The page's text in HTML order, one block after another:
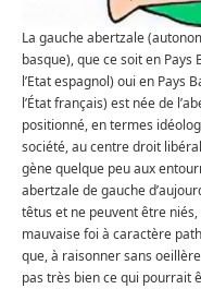
La gauche abertzale
basque), que ce soit en Pays
l’Etat espagnol) oui en Pays
l’État français) est née de
positionné, en termes
société, au centre droit
gène quelque peu aux
abertzale de gauche
têtus et ne peuvent être
mauvaise foi à caractère
que, à raisonner sans
pas très bien ce qui pourrait